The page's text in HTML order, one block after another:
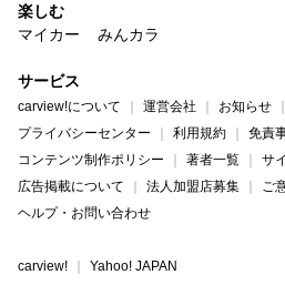
楽しむ
マイカー
みんカラ
サービス
carview!について 運営会社 お知らせ
プライバシーセンター
利用規約
免責
コンテンツ制作ポリシー
著者一覧
サ
広告掲載について
法人加盟店募集
ご
ヘルプ・お問い合わせ
carview! Yahoo! JAPAN